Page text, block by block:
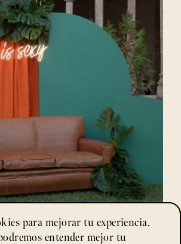
para mejorar tu experiencia.
entender mejor tu